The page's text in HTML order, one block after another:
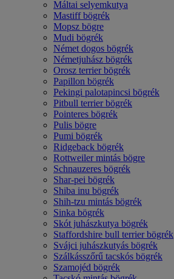
Máltai selyemkutya
Mastiff bögrék
Mopsz bögre
Mudi bögrék
Német dogos bögrék
Németjuhász bögrék
Orosz terrier bögrék
Papillon bögrék
Pekingi palotapincsi bögrék
Pitbull terrier bögrék
Pointeres bögrék
Pulis bögre
Pumi bögrék
Ridgeback bögrék
Rottweiler mintás bögre
Schnauzeres bögrék
Shar-pei bögrék
Shiba inu bögrék
Shih-tzu mintás bögrék
Sinka bögrék
Skót juhászkutya bögrék
Staffordshire bull terrier bögrék
Svájci juhászkutyás bögrék
Szálkásszőrű tacskós bögrék
Szamojéd bögrék